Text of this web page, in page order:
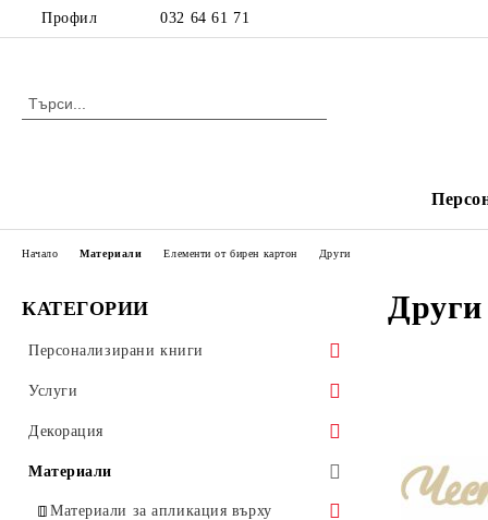
Профил 032 64 61 71
КАТЕГОРИИ
Персонализирани книги
Детски книжки
Издания с рецепти
Услуги
Печат
Фактури и химизирани документи
Декорация
Декорация за деца
Материали
Материали за апликация върху
Начало Материали Елементи от бирен картон Други
Други